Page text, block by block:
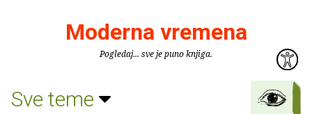
Moderna vremena
Pogledaj... sve je puno knjiga.
Sve teme